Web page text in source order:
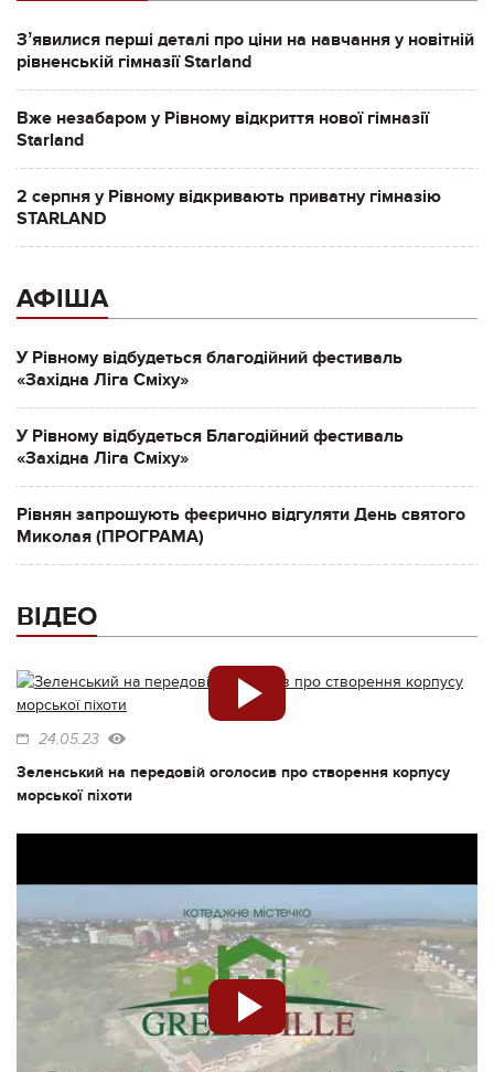
Зʼявилися перші деталі про ціни на навчання у новітній
рівненській гімназії Starland
Вже незабаром у Рівному відкриття нової гімназії
Starland
2 серпня у Рівному відкривають приватну гімназію
STARLAND
АФІША
У Рівному відбудеться благодійний фестиваль
«Західна Ліга Сміху»
У Рівному відбудеться Благодійний фестиваль
«Західна Ліга Сміху»
Рівнян запрошують феєрично відгуляти День святого
Миколая (ПРОГРАМА)
ВІДЕО
24.05.23
Зеленський на передовій оголосив про створення корпусу
морської піхоти